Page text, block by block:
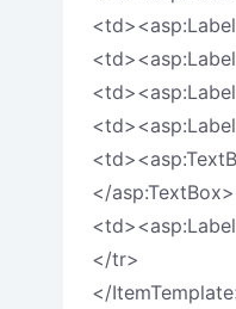
</
</tr>
</